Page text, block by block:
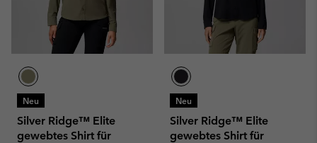
Neu
Silver Ridge™ Elite
gewebtes Shirt für
Neu
Silver Ridge™ Elite
gewebtes Shirt für